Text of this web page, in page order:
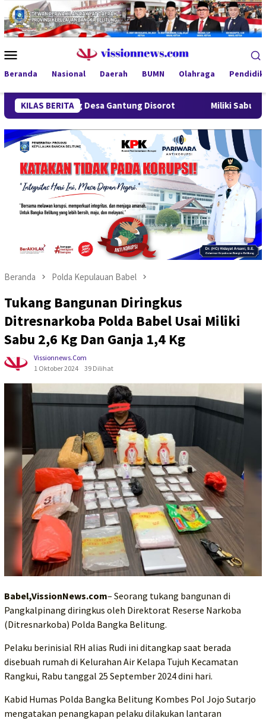
Loncat
ke
konten
Mobile
Beranda Nasional Daerah BUMN Olahraga
KILAS BERITA
Desa Gantung Disorot Miliki Sabu 50 Gram, IRT di
Beranda Polda Kepulauan Babel
Tukang Bangunan Diringkus
Ditresnarkoba Polda Babel Usai Miliki
Sabu 2,6 Kg Dan Ganja 1,4 Kg
Vissionnews.com
1 Oktober 2024
39 Dilihat
Babel,VissionNews.com– Seorang tukang bangunan di
Pangkalpinang diringkus oleh Direktorat Reserse Narkoba
(Ditresnarkoba) Polda Bangka Belitung.
Pelaku berinisial RH alias Rudi ini ditangkap saat berada
disebuah rumah di Kelurahan Air Kelapa Tujuh Kecamatan
Rangkui, Rabu tanggal 25 September 2024 dini hari.
Kabid Humas Polda Bangka Belitung Kombes Pol Jojo Sutarjo
mengatakan penangkapan pelaku dilakukan lantaran